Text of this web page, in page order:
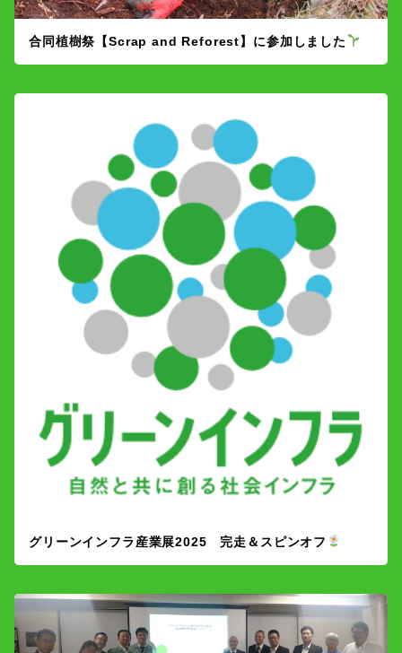
合同植樹祭【Scrap and Reforest】に参加しました
グリーンインフラ産業展2025 完走＆スピンオフ